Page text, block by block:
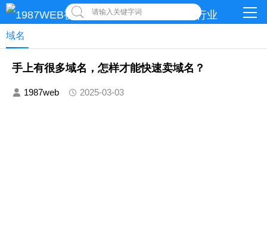
请输入关键字词
域名
手上有很多域名，怎样才能快速卖域名？
1987web 2025-03-03